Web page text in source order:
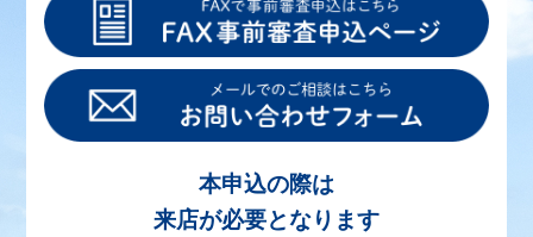
本申込の際は
来店が必要となります